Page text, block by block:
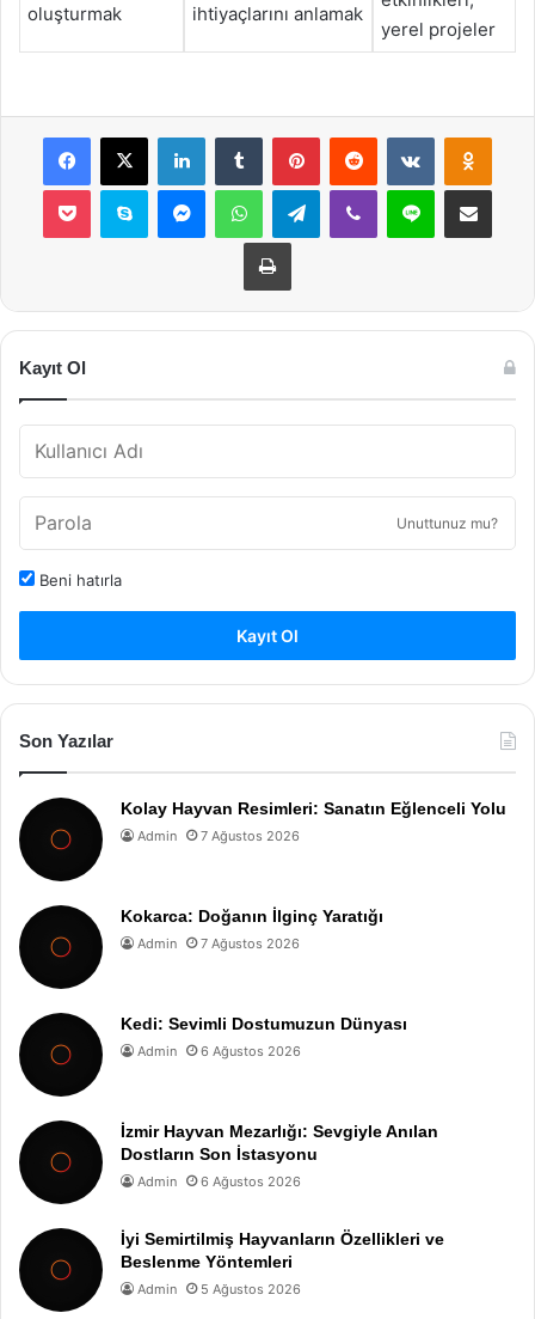
oluşturmak
ihtiyaçlarını anlamak
yerel projeler
Facebook
X LinkedInTumblr PinterestReddit VKontakte
Pocket Skype MessengerWhatsAppTelegramViber Line E-Posta ile
Yazdır
Kayıt Ol
Unuttunuz mu?
Beni hatırla
Kayıt Ol
Son Yazılar
Kolay Hayvan Resimleri: Sanatın Eğlenceli Yolu
Admin 7 Ağustos 2026
Kokarca: Doğanın İlginç Yaratığı
Admin 7 Ağustos 2026
Kedi: Sevimli Dostumuzun Dünyası
Admin 6 Ağustos 2026
İzmir Hayvan Mezarlığı: Sevgiyle Anılan
Dostların Son İstasyonu
Admin 6 Ağustos 2026
İyi Semirtilmiş Hayvanların Özellikleri ve
Beslenme Yöntemleri
Admin 5 Ağustos 2026